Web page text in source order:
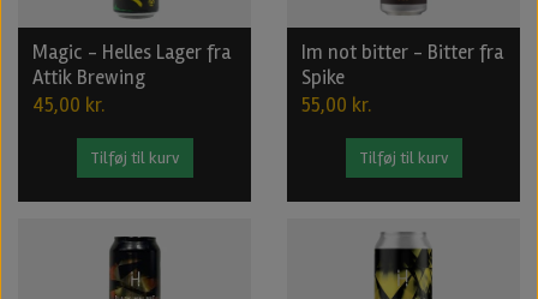
Magic - Helles Lager fra
Attik Brewing
45,00 kr.
Tilføj til kurv
Im not bitter - Bitter fra
Spike
55,00 kr.
Tilføj til kurv